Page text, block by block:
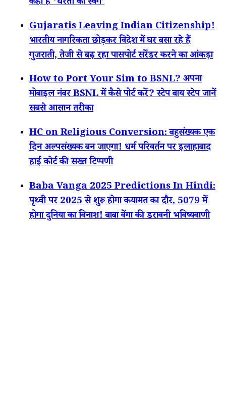
Gujaratis Leaving Indian Citizenship!
भारतीय नागरिकता छोड़कर विदेश में घर बसा रहे हैं
गुजराती, तेजी से बढ़ रहा पासपोर्ट सरेंडर करने का आंकड़ा
How to Port Your Sim to BSNL? अपना
मोबाइल नंबर BSNL में कैसे पोर्ट करें? स्टेप बाय स्टेप जानें
सबसे आसान तरीका
HC on Religious Conversion: बहुसंख्यक एक
दिन अल्पसंख्यक बन जाएगा! धर्म परिवर्तन पर इलाहाबाद
हाई कोर्ट की सख्त टिप्पणी
Baba Vanga 2025 Predictions In Hindi:
पृथ्वी पर 2025 से शुरू होगा कयामत का दौर, 5079 में
होगा दुनिया का विनाश! बाबा वेंगा की डरावनी भविष्यवाणी